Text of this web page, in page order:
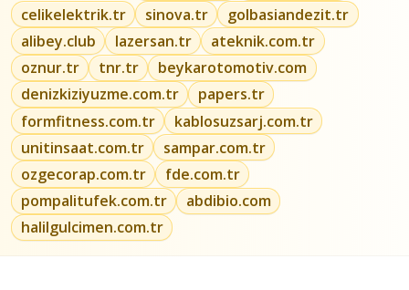
celikelektrik.tr
sinova.tr
golbasiandezit.tr
alibey.club
lazersan.tr
ateknik.com.tr
oznur.tr
tnr.tr
beykarotomotiv.com
denizkiziyuzme.com.tr
papers.tr
formfitness.com.tr
kablosuzsarj.com.tr
unitinsaat.com.tr
sampar.com.tr
ozgecorap.com.tr
fde.com.tr
pompalitufek.com.tr
abdibio.com
halilgulcimen.com.tr